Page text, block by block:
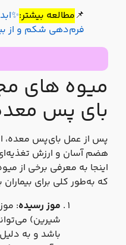
📌مطالعه بیشتر:
فرم‌دهی شکم و از
میوه های
بای پس
پس از عمل بای‌پس معده،
هضم آسان و ارزش تغذیه‌ای
اینجا به معرفی برخی از
که به‌طور کلی برای
موز رسیده: موز
شیرین)
باشد و به